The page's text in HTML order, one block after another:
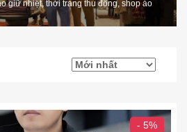
giữ nhiệt, thời trang thu đông, shop áo
- 5%